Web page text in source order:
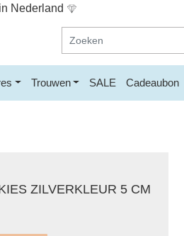
Nederland
Trouwen SALE Cadeaubon
ZILVERKLEUR 5 CM